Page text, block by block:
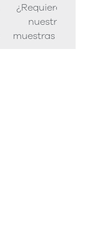
¿Requiere
nuestra
muestras de